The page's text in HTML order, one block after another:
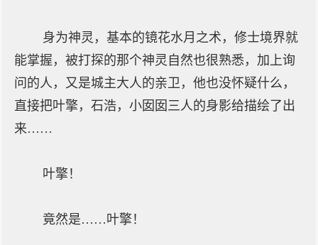
身为神灵，基本的镜花水月之术，修士境界就
能掌握，被打探的那个神灵自然也很熟悉，加上询
问的人，又是城主大人的亲卫，他也没怀疑什么，
直接把叶擎，石浩，小囡囡三人的身影给描绘了出
来……
叶擎！
竟然是……叶擎！